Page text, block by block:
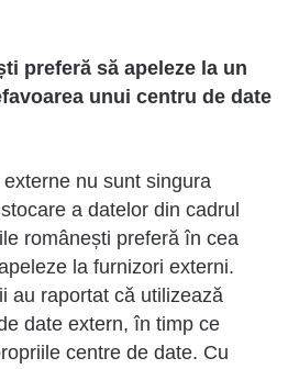
preferă să apeleze la un
unui centru de date
nu sunt singura
a datelor din cadrul
românești preferă în cea
la furnizori externi.
au raportat că utilizează
date extern, în timp ce
centre de date. Cu